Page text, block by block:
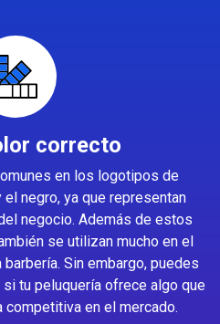
correcto
en los logotipos de
negro, ya que representan
negocio. Además de estos
se utilizan mucho en el
Sin embargo, puedes
tu peluquería ofrece algo que
competitiva en el mercado.